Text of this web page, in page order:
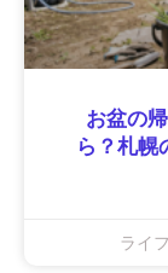
お盆の
ら？札幌
ライ